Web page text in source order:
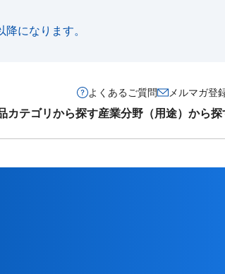
になります。
カテゴリから探す産業分野（用途）から探
よくあるご質問 メルマガ登